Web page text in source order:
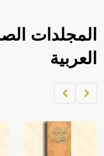
المجلدات
العربية